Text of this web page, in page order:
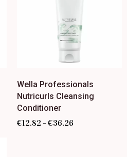
Wella Professionals
Nutricurls Cleansing
Conditioner
€12.82 –€36.26